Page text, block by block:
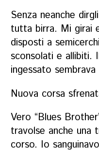
Senza neanche
tutta birra. Mi girai
disposti a
sconsolati e allibiti.
ingessato
Nuova corsa
Vero “Blues Brother
travolse anche una
corso. Io